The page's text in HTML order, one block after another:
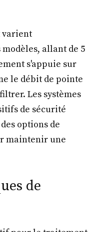
varient
allant de 5
s'appuie sur
le débit de pointe
Les systèmes
de sécurité
options de
maintenir une
de